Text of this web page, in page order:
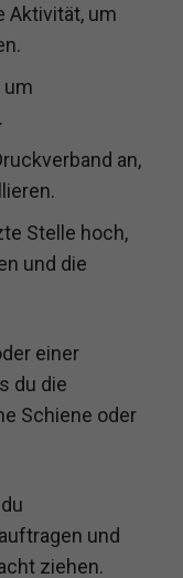
Aktivität, um
um
an,
Stelle hoch,
und die
einer
du die
Schiene oder
und
ziehen.